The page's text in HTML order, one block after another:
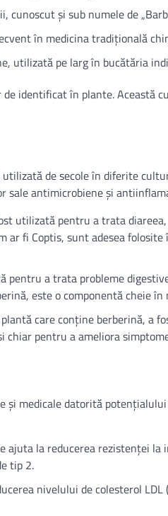
cunoscut și sub numele de
în medicina tradițională
utilizată pe larg în bucătăria
identificat în plante. Această
de secole în diferite
antimicrobiene și
utilizată pentru a trata
ar fi Coptis, sunt adesea
pentru a trata probleme
este o componentă cheie
plantă care conține berberină, a
pentru a ameliora
medicale datorită
ajuta la reducerea rezistenței
tip 2.
nivelului de colesterol LDL